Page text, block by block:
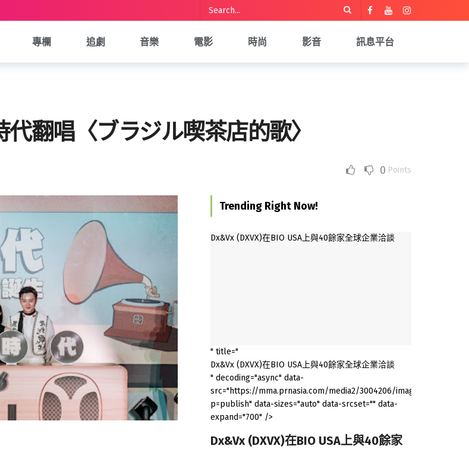
專欄 追劇 音樂 電影 時尚 影音 訊息平台
翻唱〈ブラジル喫茶店的歌〉
0 Points
Trending Right Now!
Dx&Vx (DXVX)在BIO USA上與40餘家全球企業洽談
" title="
Dx&Vx (DXVX)在BIO USA上與40餘家全球企業洽談
" decoding="async" data-
src="https://mma.prnasia.com/media2/3004206/image1.jpg?
p=publish" data-sizes="auto" data-srcset="" data-
expand="700" />
Dx&Vx (DXVX)在BIO USA上與40餘家